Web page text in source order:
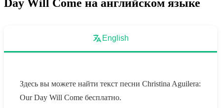
Day Will Come на английском языке
English
Здесь вы можете найти текст песни Christina Aguilera:
Our Day Will Come бесплатно.